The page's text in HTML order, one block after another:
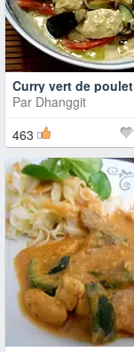
Curry vert de poulet
Par Dhanggit
463